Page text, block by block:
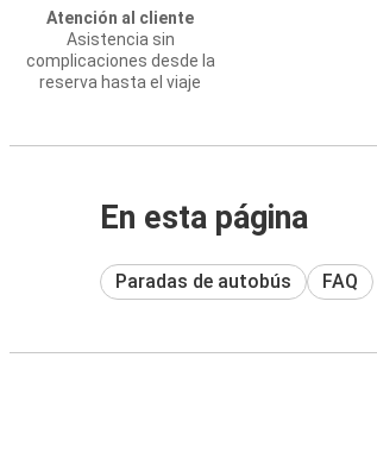
Atención al cliente
Asistencia sin
complicaciones desde la
reserva hasta el viaje
En esta página
Paradas de autobús FAQ